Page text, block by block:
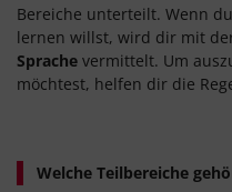
Bereiche unterteilt. Wenn
lernen willst, wird dir mit
Sprache vermittelt. Um
möchtest, helfen dir die
Welche Teilbereiche